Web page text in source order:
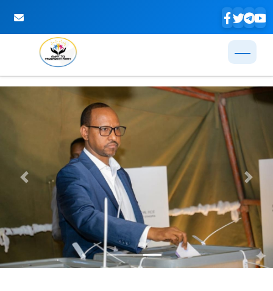
Skip to Main Content
Previous Next